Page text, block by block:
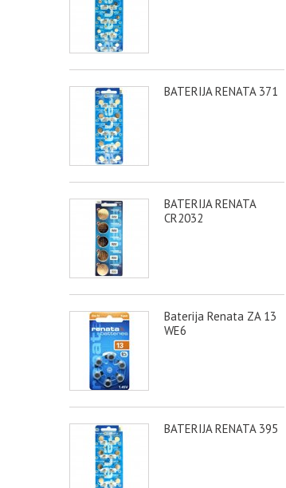
BATERIJA RENATA 371
BATERIJA RENATA
CR2032
Baterija Renata ZA 13
WE6
BATERIJA RENATA 395